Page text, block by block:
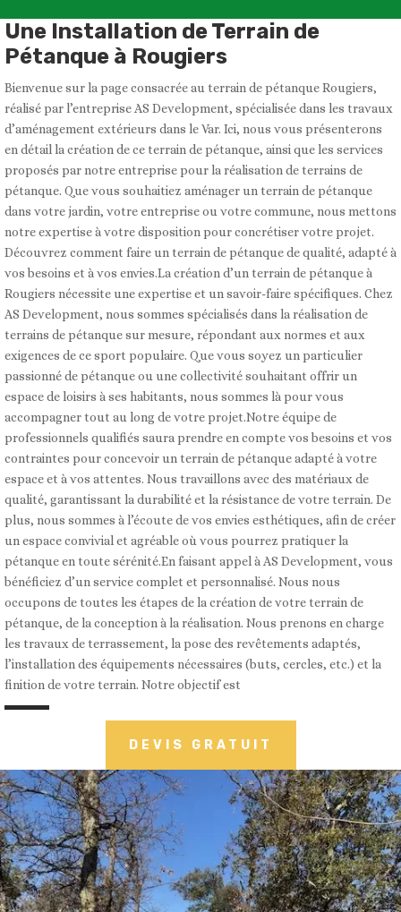
Une Installation de Terrain de
Pétanque à Rougiers
Bienvenue sur la page consacrée au terrain de pétanque Rougiers,
réalisé par l’entreprise AS Development, spécialisée dans les travaux
d’aménagement extérieurs dans le Var. Ici, nous vous présenterons
en détail la création de ce terrain de pétanque, ainsi que les services
proposés par notre entreprise pour la réalisation de terrains de
pétanque. Que vous souhaitiez aménager un terrain de pétanque
dans votre jardin, votre entreprise ou votre commune, nous mettons
notre expertise à votre disposition pour concrétiser votre projet.
Découvrez comment faire un terrain de pétanque de qualité, adapté à
vos besoins et à vos envies.La création d’un terrain de pétanque à
Rougiers nécessite une expertise et un savoir-faire spécifiques. Chez
AS Development, nous sommes spécialisés dans la réalisation de
terrains de pétanque sur mesure, répondant aux normes et aux
exigences de ce sport populaire. Que vous soyez un particulier
passionné de pétanque ou une collectivité souhaitant offrir un
espace de loisirs à ses habitants, nous sommes là pour vous
accompagner tout au long de votre projet.Notre équipe de
professionnels qualifiés saura prendre en compte vos besoins et vos
contraintes pour concevoir un terrain de pétanque adapté à votre
espace et à vos attentes. Nous travaillons avec des matériaux de
qualité, garantissant la durabilité et la résistance de votre terrain. De
plus, nous sommes à l’écoute de vos envies esthétiques, afin de créer
un espace convivial et agréable où vous pourrez pratiquer la
pétanque en toute sérénité.En faisant appel à AS Development, vous
bénéficiez d’un service complet et personnalisé. Nous nous
occupons de toutes les étapes de la création de votre terrain de
pétanque, de la conception à la réalisation. Nous prenons en charge
les travaux de terrassement, la pose des revêtements adaptés,
l’installation des équipements nécessaires (buts, cercles, etc.) et la
finition de votre terrain. Notre objectif est
DEVIS GRATUIT